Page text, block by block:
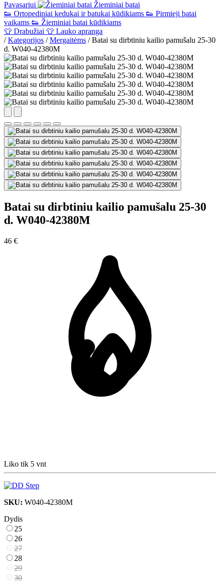
Pavasariui
Žieminiai batai
👟 Ortopediniai kedukai ir batukai kūdikiams 👟 Pirmieji batai
vaikams 👟 Žieminiai batai kūdikiams
👕 Drabužiai 👕 Lauko apranga
/ Kategorijos / Mergaitėms / Batai su dirbtiniu kailio pamušalu 25-30
d. W040-42380M
Batai su dirbtiniu kailio pamušalu 25-30
d. W040-42380M
46 €
Liko tik 5 vnt
SKU: W040-42380M
Dydis
25
26
27
28
29
30